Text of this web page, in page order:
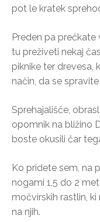
pot le kratek
Preden pa
tu preživeti nekaj
piknike ter drevesa,
način, da se
Sprehajališče,
opomnik na bližino
boste okusili čar
Ko pridete sem, na
nogami 1,5 do 2
močvirskih rastlin,
na njih.